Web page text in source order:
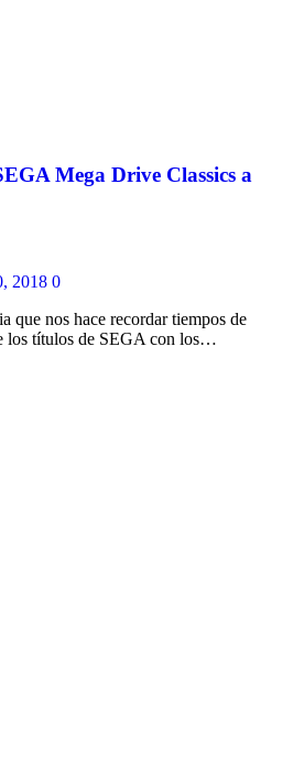
Mega Drive Classics a
2018 0
que nos hace recordar tiempos de
los títulos de SEGA con los…